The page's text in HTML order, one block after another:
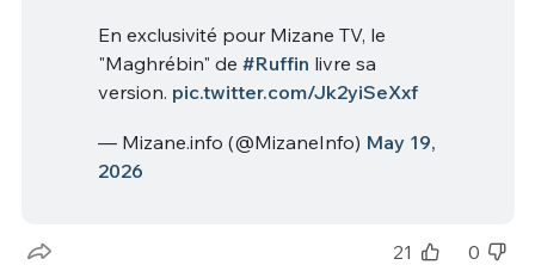
En exclusivité pour Mizane TV, le
"Maghrébin" de #Ruffin livre sa
version. pic.twitter.com/Jk2yiSeXxf
— Mizane.info (@MizaneInfo) May 19,
2026
21 0